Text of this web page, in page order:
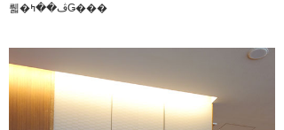
뤫�ڤ��ߤǤ���